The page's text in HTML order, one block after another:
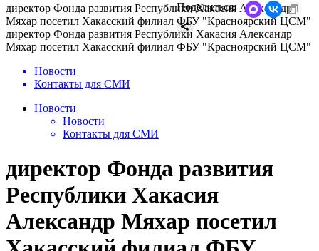
директор Фонда развития Республики Хакасия Александр
Мяхар посетил Хакасский филиал ФБУ "Красноярский ЦСМ"
директор Фонда развития Республики Хакасия Александр
Мяхар посетил Хакасский филиал ФБУ "Красноярский ЦСМ"
Поделиться:
Новости
Контакты для СМИ
Новости
Новости
Контакты для СМИ
директор Фонда развития
Республики Хакасия
Александр Мяхар посетил